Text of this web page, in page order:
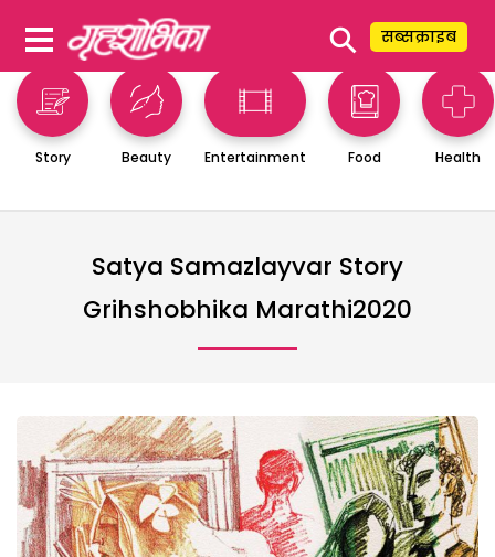
⚲ सब्सक्राइब
Story Beauty Entertainment Food Health
Satya Samazlayvar Story
Grihshobhika Marathi2020